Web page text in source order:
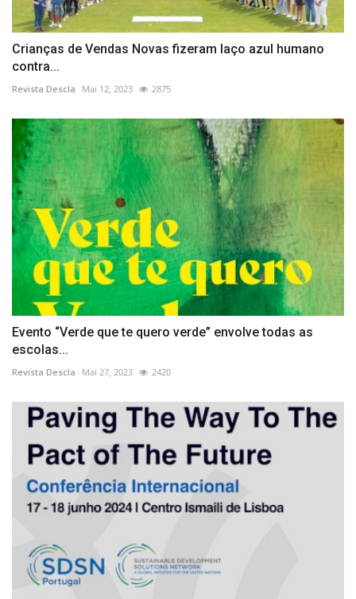
Crianças de Vendas Novas fizeram laço azul humano
contra...
Revista Descla Mai 12, 2023 2875
Evento “Verde que te quero verde” envolve todas as
escolas...
Revista Descla Mai 27, 2023 2420